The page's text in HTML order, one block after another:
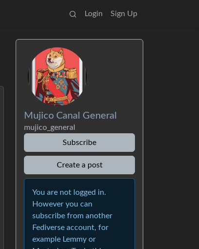
Login Sign Up
Mujico Canal General
mujico_general
Subscribe
Create a post
You are not logged in.
However you can
subscribe from another
Fediverse account, for
example Lemmy or